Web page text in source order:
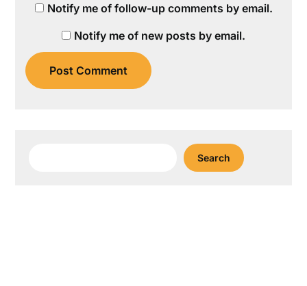
Notify me of follow-up comments by email.
Notify me of new posts by email.
Search